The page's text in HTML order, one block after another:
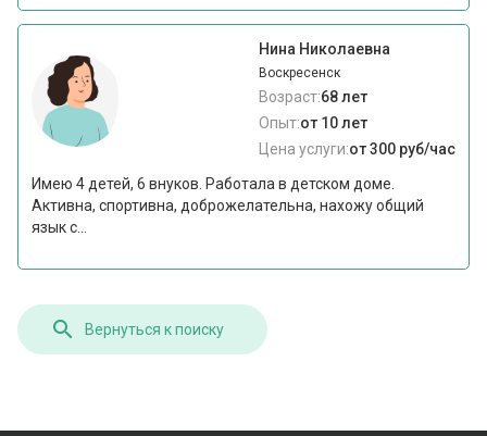
Нина Николаевна
Воскресенск
Возраст:68 лет
Опыт:от 10 лет
Цена услуги:от 300 руб/час
Имею 4 детей, 6 внуков. Работала в детском доме.
Активна, спортивна, доброжелательна, нахожу общий
язык с...
Вернуться к поиску